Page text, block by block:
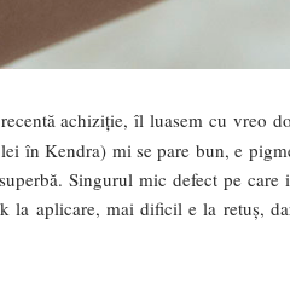
achiziție, îl luasem cu vreo
în Kendra) mi se pare bun, e
Singurul mic defect pe
la aplicare, mai dificil e la retuș,